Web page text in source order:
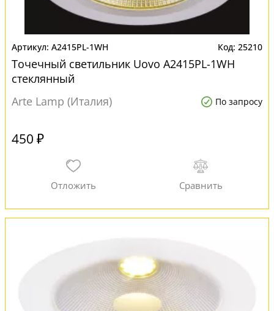
A2415PL-1WH 25210
Точечный светильник Uovo A2415PL-1WH
стеклянный
Arte Lamp (Италия)
По запросу
450 ₽